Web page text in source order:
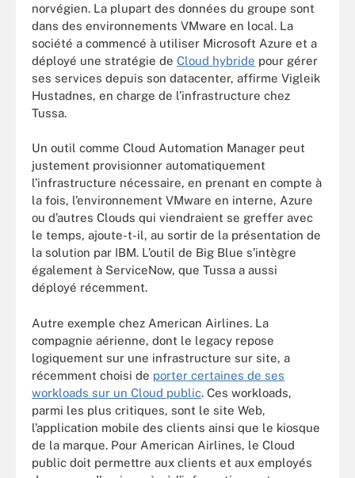
norvégien. La plupart des données du groupe sont
dans des environnements VMware en local. La
société a commencé à utiliser Microsoft Azure et a
déployé une stratégie de Cloud hybride pour gérer
ses services depuis son datacenter, affirme Vigleik
Hustadnes, en charge de l’infrastructure chez
Tussa.
Un outil comme Cloud Automation Manager peut
justement provisionner automatiquement
l’infrastructure nécessaire, en prenant en compte à
la fois, l’environnement VMware en interne, Azure
ou d’autres Clouds qui viendraient se greffer avec
le temps, ajoute-t-il, au sortir de la présentation de
la solution par IBM. L’outil de Big Blue s’intègre
également à ServiceNow, que Tussa a aussi
déployé récemment.
Autre exemple chez American Airlines. La
compagnie aérienne, dont le legacy repose
logiquement sur une infrastructure sur site, a
récemment choisi de porter certaines de ses
workloads sur un Cloud public. Ces workloads,
parmi les plus critiques, sont le site Web,
l’application mobile des clients ainsi que le kiosque
de la marque. Pour American Airlines, le Cloud
public doit permettre aux clients et aux employés